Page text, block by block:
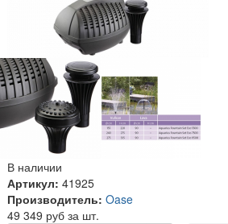
В наличии
Артикул: 41925
Производитель: Oase
49 349 руб за шт.